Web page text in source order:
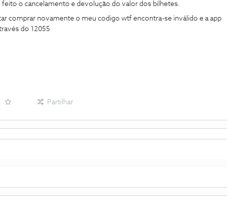
o cancelamento e devolução do valor dos bilhetes.
comprar novamente o meu codigo wtf encontra-se inválido e a app
do 12055
Partilhar